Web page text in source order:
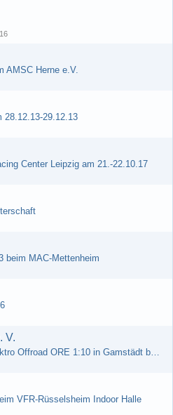
AMSC Herne e.V.
28.12.13-29.12.13
Center Leipzig am 21.-22.10.17
beim MAC-Mettenheim
V.
Sportkreismeisterschaft Elektro Offroad ORE 1:10 in Gamstädt bei Erfurt, Outdoor mit Indoor Ausweichmöglichkeit!!!
VFR-Rüsselsheim Indoor Halle